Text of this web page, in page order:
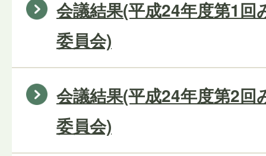
会議結果(平成24年度第1回
委員会)
会議結果(平成24年度第2回
委員会)